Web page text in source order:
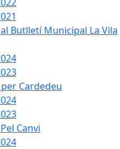
Butlletí Municipal La Vila
per Cardedeu
Canvi